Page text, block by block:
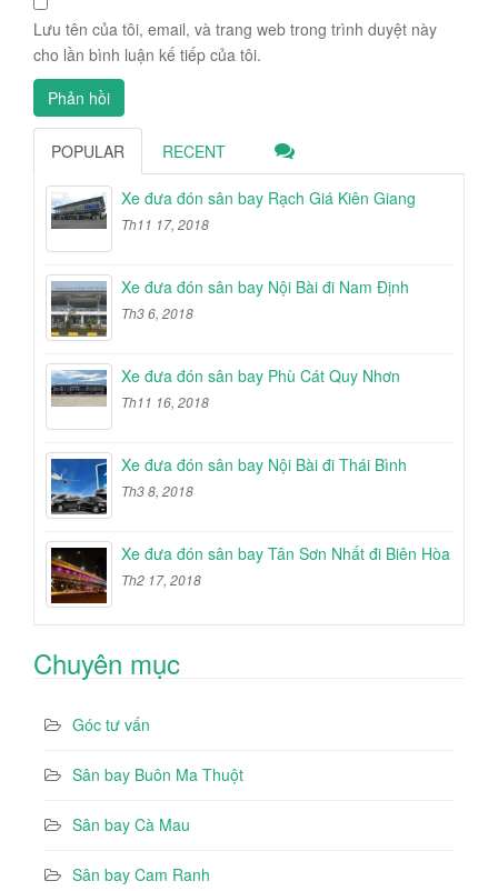
Lưu tên của tôi, email, và trang web trong trình duyệt này
cho lần bình luận kế tiếp của tôi.
POPULAR RECENT
Xe đưa đón sân bay Rạch Giá Kiên Giang
Th11 17, 2018
Xe đưa đón sân bay Nội Bài đi Nam Định
Th3 6, 2018
Xe đưa đón sân bay Phù Cát Quy Nhơn
Th11 16, 2018
Xe đưa đón sân bay Nội Bài đi Thái Bình
Th3 8, 2018
Xe đưa đón sân bay Tân Sơn Nhất đi Biên Hòa
Th2 17, 2018
Chuyên mục
Góc tư vấn
Sân bay Buôn Ma Thuột
Sân bay Cà Mau
Sân bay Cam Ranh